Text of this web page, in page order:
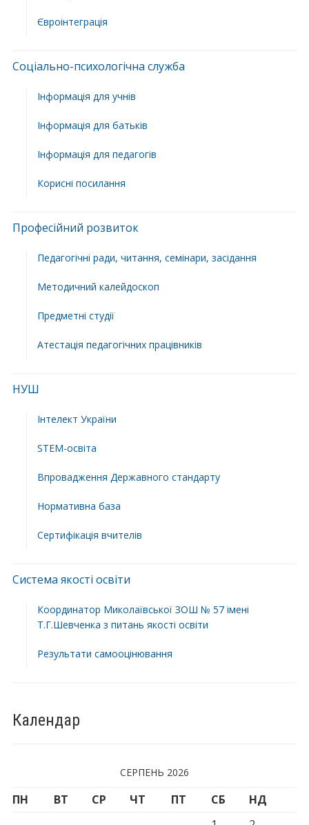
Євроінтеграція
Соціально-психологічна служба
Інформація для учнів
Інформація для батьків
Інформація для педагогів
Корисні посилання
Професійний розвиток
Педагогічні ради, читання, семінари, засідання
Методичний калейдоскоп
Предметні студії
Атестація педагогічних працівників
НУШ
Інтелект України
STEM-освіта
Впровадження Державного стандарту
Нормативна база
Сертифікація вчителів
Система якості освіти
Координатор Миколаївської ЗОШ № 57 імені
Т.Г.Шевченка з питань якості освіти
Результати самооцінювання
Календар
СЕРПЕНЬ 2026
ПН ВТ СР ЧТ ПТ СБ
НД